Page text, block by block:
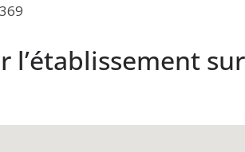
l’établissement